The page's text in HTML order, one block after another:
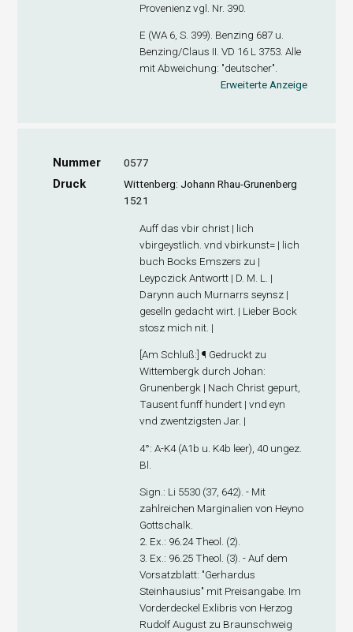
Provenienz vgl. Nr. 390.
E (WA 6, S. 399). Benzing 687 u.
Benzing/Claus II. VD 16 L 3753. Alle
mit Abweichung: "deutscher".
Erweiterte Anzeige
Nummer 0577
Druck
Wittenberg: Johann Rhau-Grunenberg
1521
Auff das vbir christ | lich
vbirgeystlich. vnd vbirkunst= | lich
buch Bocks Emszers zu |
Leypczick Antwortt | D. M. L. |
Darynn auch Murnarrs seynsz |
geselln gedacht wirt. | Lieber Bock
stosz mich nit. |
[Am Schluß:] ¶ Gedruckt zu
Wittembergk durch Johan:
Grunenbergk | Nach Christ gepurt,
Tausent funff hundert | vnd eyn
vnd zwentzigsten Jar. |
4°: A-K4(A1b u. K4b leer), 40 ungez.
Bl.
Sign.: Li 5530 (37, 642). - Mit
zahlreichen Marginalien von Heyno
Gottschalk.
2. Ex.: 96.24 Theol. (2).
3. Ex.: 96.25 Theol. (3). - Auf dem
Vorsatzblatt: "Gerhardus
Steinhausius" mit Preisangabe. Im
Vorderdeckel Exlibris von Herzog
Rudolf August zu Braunschweig